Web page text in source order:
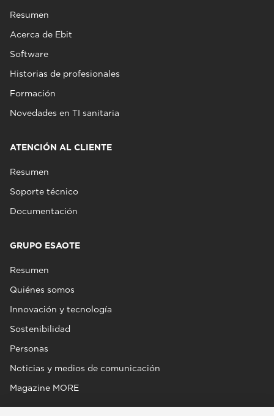
Resumen
Acerca de Ebit
Software
Historias de profesionales
Formación
Novedades en TI sanitaria
ATENCIÓN AL CLIENTE
Resumen
Soporte técnico
Documentación
GRUPO ESAOTE
Resumen
Quiénes somos
Innovación y tecnología
Sostenibilidad
Personas
Noticias y medios de comunicación
Magazine MORE